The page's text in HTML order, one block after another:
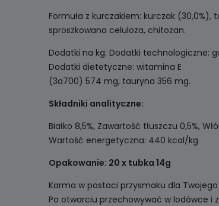
Formuła z kurczakiem: kurczak (30,0%),
sproszkowana celuloza, chitozan.
Dodatki na kg: Dodatki technologiczne:
Dodatki dietetyczne: witamina E
(3a700) 574 mg, tauryna 356 mg.
Składniki analityczne:
Białko 8,5%, Zawartość tłuszczu 0,5%,
Wartość energetyczna: 440 kcal/kg
Opakowanie: 20 x tubka 14g
Karma w postaci przysmaku dla
Po otwarciu przechowywać w lodówce i